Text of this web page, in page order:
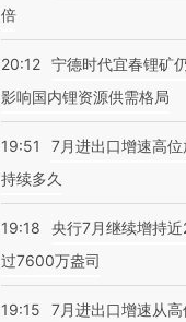
倍
20:12 宁德时代宜春锂矿
影响国内锂资源供需格局
19:51
7月进出口增速高
持续多久
19:18
央行7月继续增持
过7600万盎司
19:15
7月进出口增速从